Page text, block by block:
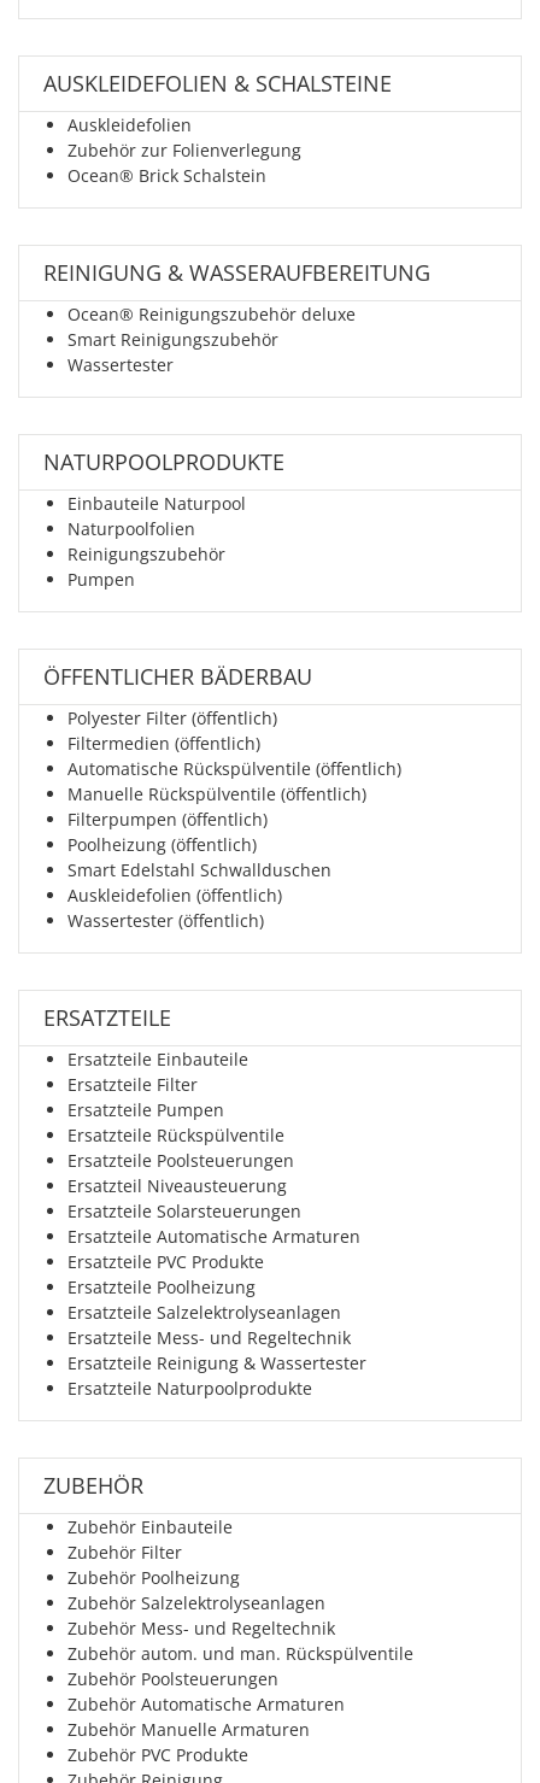
AUSKLEIDEFOLIEN & SCHALSTEINE
Auskleidefolien
Zubehör zur Folienverlegung
Ocean® Brick Schalstein
REINIGUNG & WASSERAUFBEREITUNG
Ocean® Reinigungszubehör deluxe
Smart Reinigungszubehör
Wassertester
NATURPOOLPRODUKTE
Einbauteile Naturpool
Naturpoolfolien
Reinigungszubehör
Pumpen
ÖFFENTLICHER BÄDERBAU
Polyester Filter (öffentlich)
Filtermedien (öffentlich)
Automatische Rückspülventile (öffentlich)
Manuelle Rückspülventile (öffentlich)
Filterpumpen (öffentlich)
Poolheizung (öffentlich)
Smart Edelstahl Schwallduschen
Auskleidefolien (öffentlich)
Wassertester (öffentlich)
ERSATZTEILE
Ersatzteile Einbauteile
Ersatzteile Filter
Ersatzteile Pumpen
Ersatzteile Rückspülventile
Ersatzteile Poolsteuerungen
Ersatzteil Niveausteuerung
Ersatzteile Solarsteuerungen
Ersatzteile Automatische Armaturen
Ersatzteile PVC Produkte
Ersatzteile Poolheizung
Ersatzteile Salzelektrolyseanlagen
Ersatzteile Mess- und Regeltechnik
Ersatzteile Reinigung & Wassertester
Ersatzteile Naturpoolprodukte
ZUBEHÖR
Zubehör Einbauteile
Zubehör Filter
Zubehör Poolheizung
Zubehör Salzelektrolyseanlagen
Zubehör Mess- und Regeltechnik
Zubehör autom. und man. Rückspülventile
Zubehör Poolsteuerungen
Zubehör Automatische Armaturen
Zubehör Manuelle Armaturen
Zubehör PVC Produkte